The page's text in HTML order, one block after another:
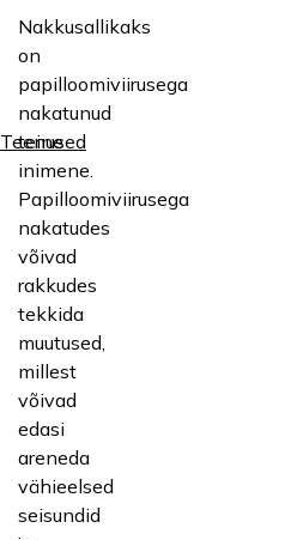
Teenused
Nakkusallikaks
on
papilloomiviirusega
nakatunud
teine
inimene.
Papilloomiviirusega
nakatudes
võivad
rakkudes
tekkida
muutused,
millest
võivad
edasi
areneda
vähieelsed
seisundid